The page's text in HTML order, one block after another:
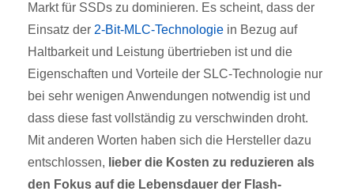
Markt für SSDs zu dominieren. Es scheint, dass der
Einsatz der 2-Bit-MLC-Technologie in Bezug auf
Haltbarkeit und Leistung übertrieben ist und die
Eigenschaften und Vorteile der SLC-Technologie nur
bei sehr wenigen Anwendungen notwendig ist und
dass diese fast vollständig zu verschwinden droht.
Mit anderen Worten haben sich die Hersteller dazu
entschlossen, lieber die Kosten zu reduzieren als
den Fokus auf die Lebensdauer der Flash-